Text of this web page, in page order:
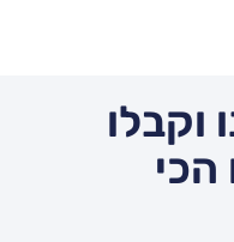
וקבלו
הכי